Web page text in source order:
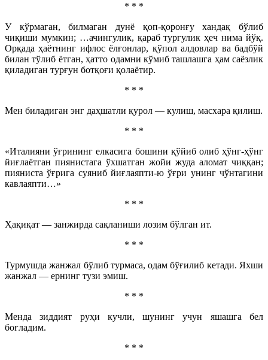
* * *
У кўрмаган, билмаган дунё қоп-қоронғу хандақ бўлиб
чиқиши мумкин; …ачингулик, қараб тургулик ҳеч нима йўқ.
Орқада ҳаётнинг ифлос ёлғонлар, қўпол алдовлар ва бадбўй
билан тўлиб ётган, ҳатто одамни кўмиб ташлашга ҳам саёзлик
қиладиган турғун ботқоғи қолаётир.
* * *
Мен биладиган энг даҳшатли қурол — кулиш, масхара қилиш.
* * *
«Италияни ўғрининг елкасига бошини қўйиб олиб ҳўнг-ҳўнг
йиғлаётган пиянистага ўхшатган жойи жуда аломат чиққан;
пияниста ўғрига суяниб йиғлаяпти-ю ўғри унинг чўнтагини
кавлаяпти…»
* * *
Ҳақиқат — занжирда сақланиши лозим бўлган ит.
* * *
Турмушда жанжал бўлиб турмаса, одам бўғилиб кетади. Яхши
жанжал — ернинг тузи эмиш.
* * *
Менда зиддият руҳи кучли, шунинг учун яшашга бел
боғладим.
* * *